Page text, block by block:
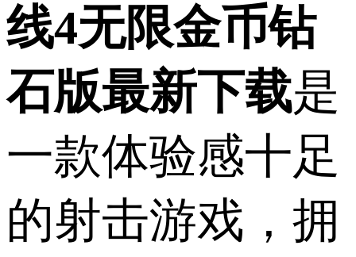
线4无限金币钻
石版最新下载是
一款体验感十足
的射击游戏，拥